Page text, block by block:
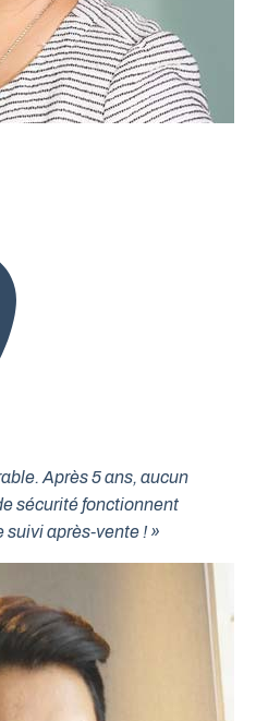
Après 5 ans, aucun
sécurité fonctionnent
après-vente ! »